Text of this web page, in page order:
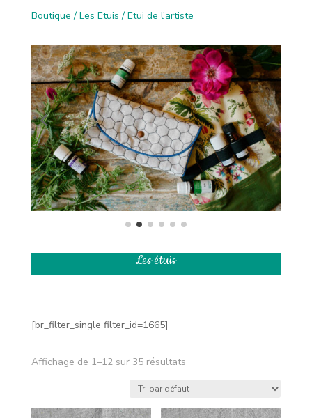
Boutique / Les Etuis / Etui de l’artiste
Les étuis
[br_filter_single filter_id=1665]
Affichage de 1–12 sur 35 résultats